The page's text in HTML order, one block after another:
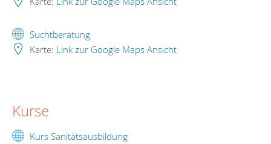
Suchtberatung
Karte: Link zur Google Maps Ansicht
Kurse
Kurs Sanitätsausbildung